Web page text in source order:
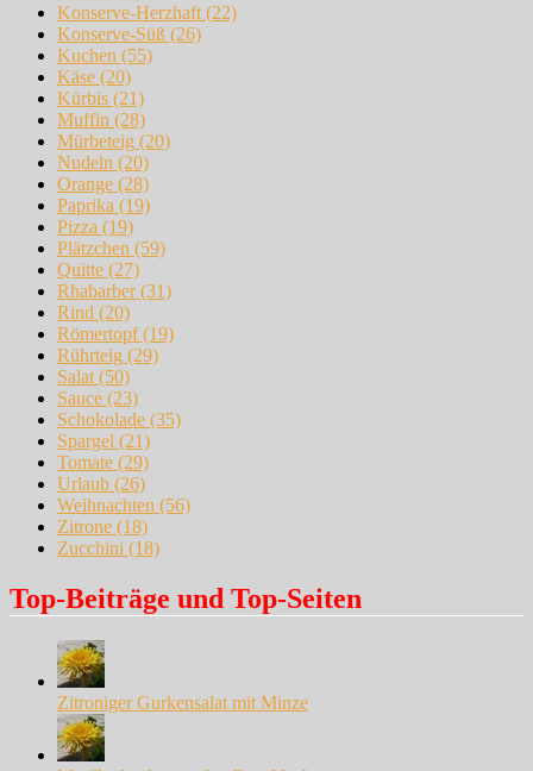
Konserve-Herzhaft(22)
Konserve-Süß (26)
Kuchen (55)
Käse (20)
Kürbis (21)
Muffin (28)
Mürbeteig (20)
Nudeln (20)
Orange (28)
Paprika (19)
Pizza (19)
Plätzchen (59)
Quitte (27)
Rhabarber(31)
Rind (20)
Römertopf(19)
Rührteig (29)
Salat(50)
Sauce (23)
Schokolade (35)
Spargel (21)
Tomate (29)
Urlaub (26)
Weihnachten (56)
Zitrone (18)
Zucchini (18)
Top-Beiträge und Top-Seiten
Zitroniger Gurkensalat mit Minze